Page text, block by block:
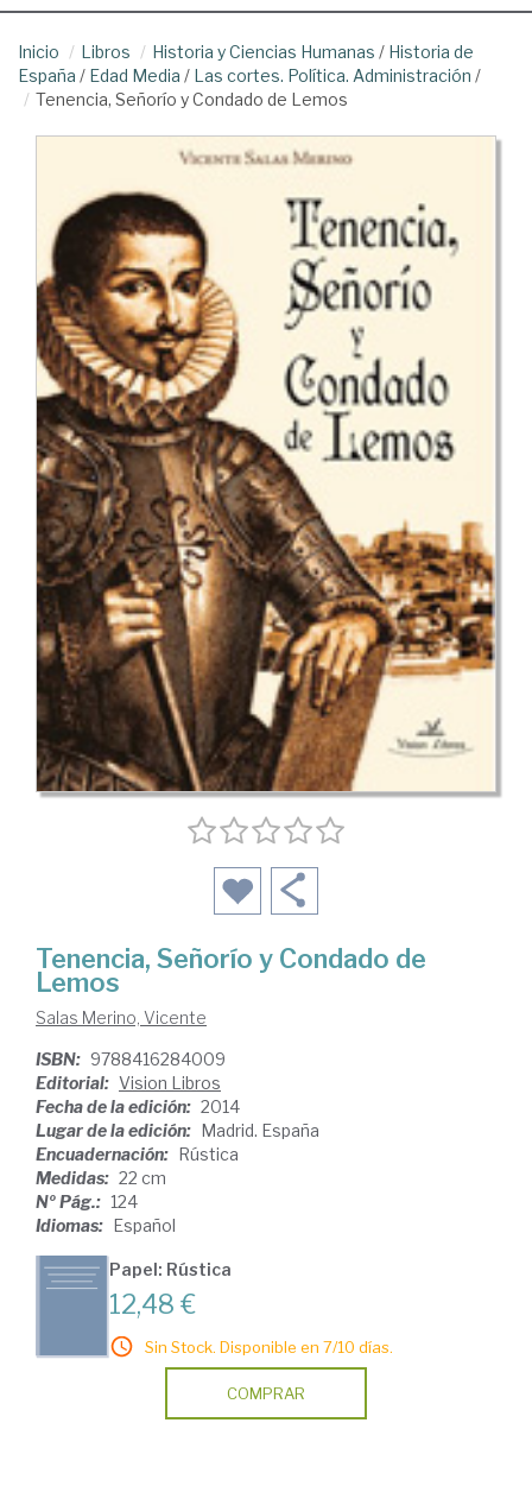
Inicio Libros Historia y Ciencias Humanas / Historia de
España / Edad Media / Las cortes. Política. Administración /
Tenencia, Señorío y Condado de Lemos
Tenencia, Señorío y Condado de
Lemos
Salas Merino, Vicente
ISBN: 9788416284009
Editorial: Vision Libros
Fecha de la edición: 2014
Lugar de la edición: Madrid. España
Encuadernación: Rústica
Medidas: 22 cm
Nº Pág.: 124
Idiomas: Español
Papel: Rústica
12,48 €
Sin Stock. Disponible en 7/10 días.
COMPRAR